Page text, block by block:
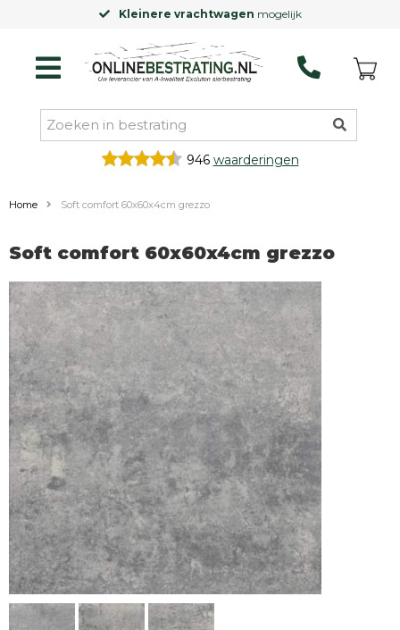
Kleinere vrachtwagen mogelijk
946 waarderingen
Home Soft comfort 60x60x4cm grezzo
Soft comfort 60x60x4cm grezzo